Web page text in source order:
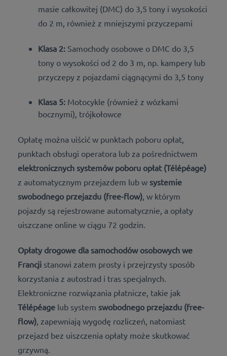
masie całkowitej (DMC) do 3,5 tony i wysokości
do 2 m, również z mniejszymi przyczepami
Klasa 2: Samochody osobowe o DMC do 3,5
tony o wysokości od 2 do 3 m, np. kampery lub
przyczepy z pojazdami ciągnącymi do 3,5 tony
Klasa 5: Motocykle (również z wózkami
bocznymi), trójkołowce
Opłatę można uiścić w punktach poboru opłat,
punktach obsługi operatora lub za pośrednictwem
elektronicznych systemów poboru opłat (Télépéage)
z automatycznym przejazdem lub w systemie
swobodnego przejazdu (free-flow) , w którym
pojazdy są rejestrowane automatycznie, a opłaty
uiszczane online w ciągu 72 godzin
Opłaty drogowe dla samochodów osobowych we
Francji stanowi zatem prosty i przejrzysty sposób
korzystania z autostrad i tras specjalnych.
Elektroniczne rozwiązania płatnicze, takie jak
Télépéage lub system swobodnego przejazdu (free-
flow), zapewniają wygodę rozliczeń, natomiast
przejazd bez uiszczenia opłaty może skutkować
grzywną.